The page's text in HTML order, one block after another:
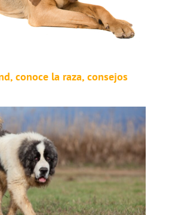
conoce la raza, consejos